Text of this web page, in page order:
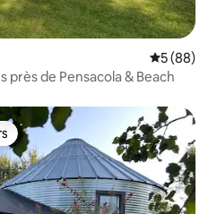
5 (88)
près de Pensacola & Beach
plus appréciés